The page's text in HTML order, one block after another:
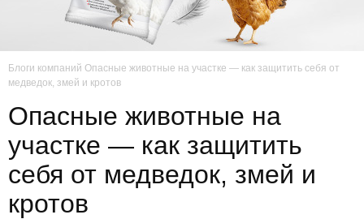
Блоги компаний Опасные животные на участке — как защитить себя от
медведок, змей и кротов
Опасные животные на
участке — как защитить
себя от медведок, змей и
кротов